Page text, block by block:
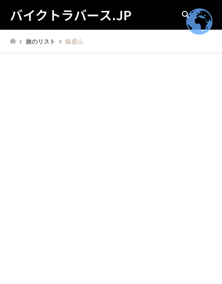
バイクトラバース.JP 検索
旅のリスト 飯盛山